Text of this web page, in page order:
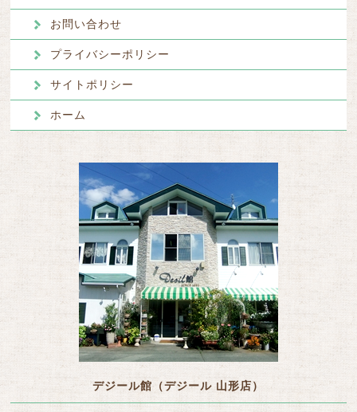
お問い合わせ
プライバシーポリシー
サイトポリシー
ホーム
デジール館（デジール 山形店）